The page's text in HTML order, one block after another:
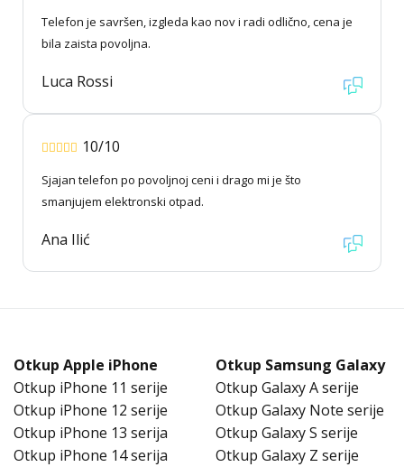
Telefon je savršen, izgleda kao nov i radi odlično, cena je
bila zaista povoljna.
Luca Rossi
10/10
Sjajan telefon po povoljnoj ceni i drago mi je što
smanjujem elektronski otpad.
Ana Ilić
Otkup Apple iPhone
Otkup iPhone 11 serije
Otkup iPhone 12 serije
Otkup iPhone 13 serija
Otkup iPhone 14 serija
Otkup Samsung Galaxy
Otkup Galaxy A serije
Otkup Galaxy Note serije
Otkup Galaxy S serije
Otkup Galaxy Z serije